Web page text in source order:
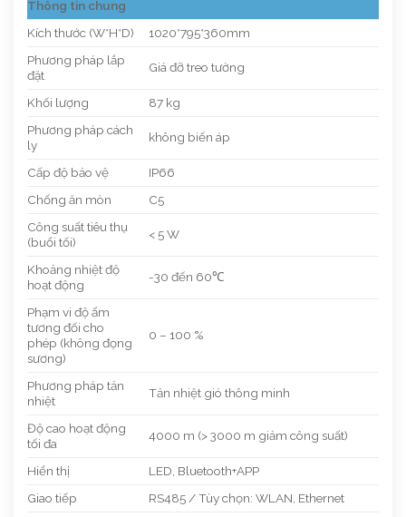
Thông tin chung
Kích thước (W*H*D)
1020*795*360mm
Phương pháp lắp
đặt
Giá đỡ treo tường
Khối lượng
87 kg
Phương pháp cách
ly
không biến áp
Cấp độ bảo vệ
IP66
Chống ăn mòn
C5
Công suất tiêu thụ
(buổi tối)
< 5 W
Khoảng nhiệt độ
hoạt động
-30 đến 60℃
Phạm vi độ ẩm
tương đối cho
phép (không đọng
sương)
0 – 100 %
Phương pháp tản
nhiệt
Tản nhiệt gió thông minh
Độ cao hoạt động
tối đa
4000 m (> 3000 m giảm công suất)
Hiển thị
LED, Bluetooth+APP
Giao tiếp
RS485 / Tùy chọn: WLAN, Ethernet